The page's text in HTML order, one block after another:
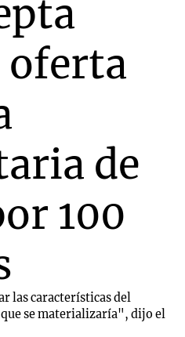
de
100
las características del
se materializaría", dijo el